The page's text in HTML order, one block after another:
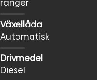
ranger
Växellåda
Automatisk
Drivmedel
Diesel